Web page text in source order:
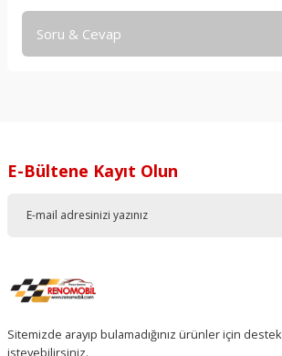
Soru & Cevap
E-Bültene Kayıt Olun
Sitemizde arayıp bulamadığınız ürünler için
isteyebilirsiniz.